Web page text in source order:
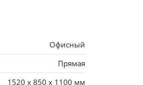
Офисный
Прямая
1520 x 850 x 1100 мм